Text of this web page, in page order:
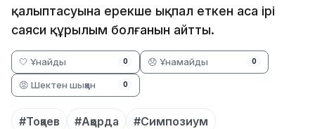
қалыптасуына ерекше ықпал еткен аса ірі
саяси құрылым болғанын айтты.
🤍 Ұнайды 0 😞 Ұнамайды 0
😡 Шектен шыққан 0
#Тоқаев #Ақорда #Симпозиум